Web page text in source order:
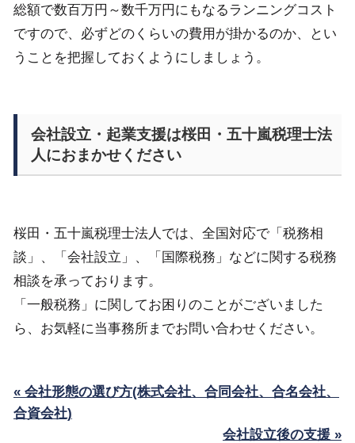
総額で数百万円～数千万円にもなるランニングコスト
ですので、必ずどのくらいの費用が掛かるのか、とい
うことを把握しておくようにしましょう。
会社設立・起業支援は桜田・五十嵐税理士法
人におまかせください
桜田・五十嵐税理士法人では、全国対応で「税務相
談」、「会社設立」、「国際税務」などに関する税務
相談を承っております。
「一般税務」に関してお困りのことがございました
ら、お気軽に当事務所までお問い合わせください。
« 会社形態の選び方(株式会社、合同会社、合名会社、
合資会社)
会社設立後の支援 »